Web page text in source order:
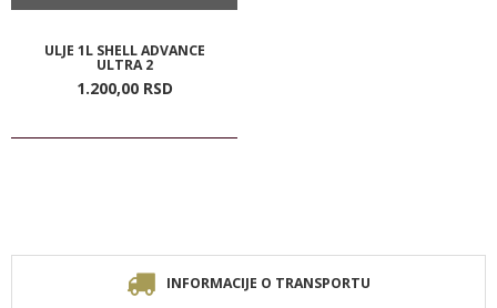
ULJE 1L SHELL ADVANCE
ULTRA 2
1.200,00 RSD
INFORMACIJE O TRANSPORTU